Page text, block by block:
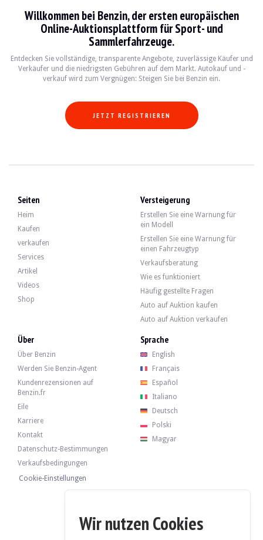
- Dynamische Stabilitätskontrolle (DSC).
- Federung Sport.
- Aerodynamisches Kit "M II".
- Vorbereitung für Hard Top.
- Windabweiser.
- Vollautomatisches elektromechanisches schwarzes Verdeck.
- Schattenlinie brillant.
- Isofix-Verankerungssystem.
- Automatische Klimaanlage.
Der 3,0-Liter-Sechszylinder-Motor leistete ursprünglich 231 PS. Der
Er hat kürzlich folgende Interviews erhalten:
- Motoröl austauschen.
- Auswechseln der Scheiben und Beläge der Hinterradbremse.
- Austauschen des Ausdehnungsgefäßes.
- Austausch des Durchflussmessers.
Ein BMW-Bericht präzisiert die im Autohaus durchgeführten Interviews:
- 26/09/2014 : 127 967 km
- 30/06/2025 : 197 674 km
Das Fahrzeug verfügt über seine 4 Originalfelgen in gutem Zustand mit
Der Verkäufer ist ein professioneller Händler in Valencia, Spanien, und
Der Verkäufer hat beschlossen, einen Mindestpreis festzulegen.
Willkommen bei Benzin, der ersten europäischen
Online-Auktionsplattform für Sport- und
Sammlerfahrzeuge.
Entdecken Sie vollständige, transparente Angebote, zuverlässige Käufer und
Verkäufer und die niedrigsten Gebühren auf dem Markt. Autokauf und -
verkauf wird zum Vergnügen: Steigen Sie bei Benzin ein.
JETZT REGISTRIEREN
Seiten
Heim
Kaufen
verkaufen
Services
Artikel
Videos
Shop
Versteigerung
Erstellen Sie eine Warnung für
ein Modell
Erstellen Sie eine Warnung für
einen Fahrzeugtyp
Verkaufsberatung
Wie es funktioniert
Häufig gestellte Fragen
Auto auf Auktion kaufen
Auto auf Auktion verkaufen
Über
Über Benzin
Werden Sie Benzin-Agent
Kundenrezensionen auf
Benzin.fr
Eile
Karriere
Kontakt
Datenschutz-Bestimmungen
Verkaufsbedingungen
Cookie-Einstellungen
Sprache
English
Français
Español
Italiano
Deutsch
Polski
Magyar
Wir nutzen Cookies